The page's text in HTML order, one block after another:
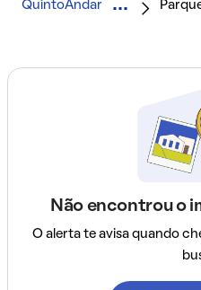
QuintoAndar
Não encontrou o
O alerta te avisa quando